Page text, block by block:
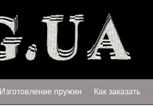
Изготовление пружин Как заказать